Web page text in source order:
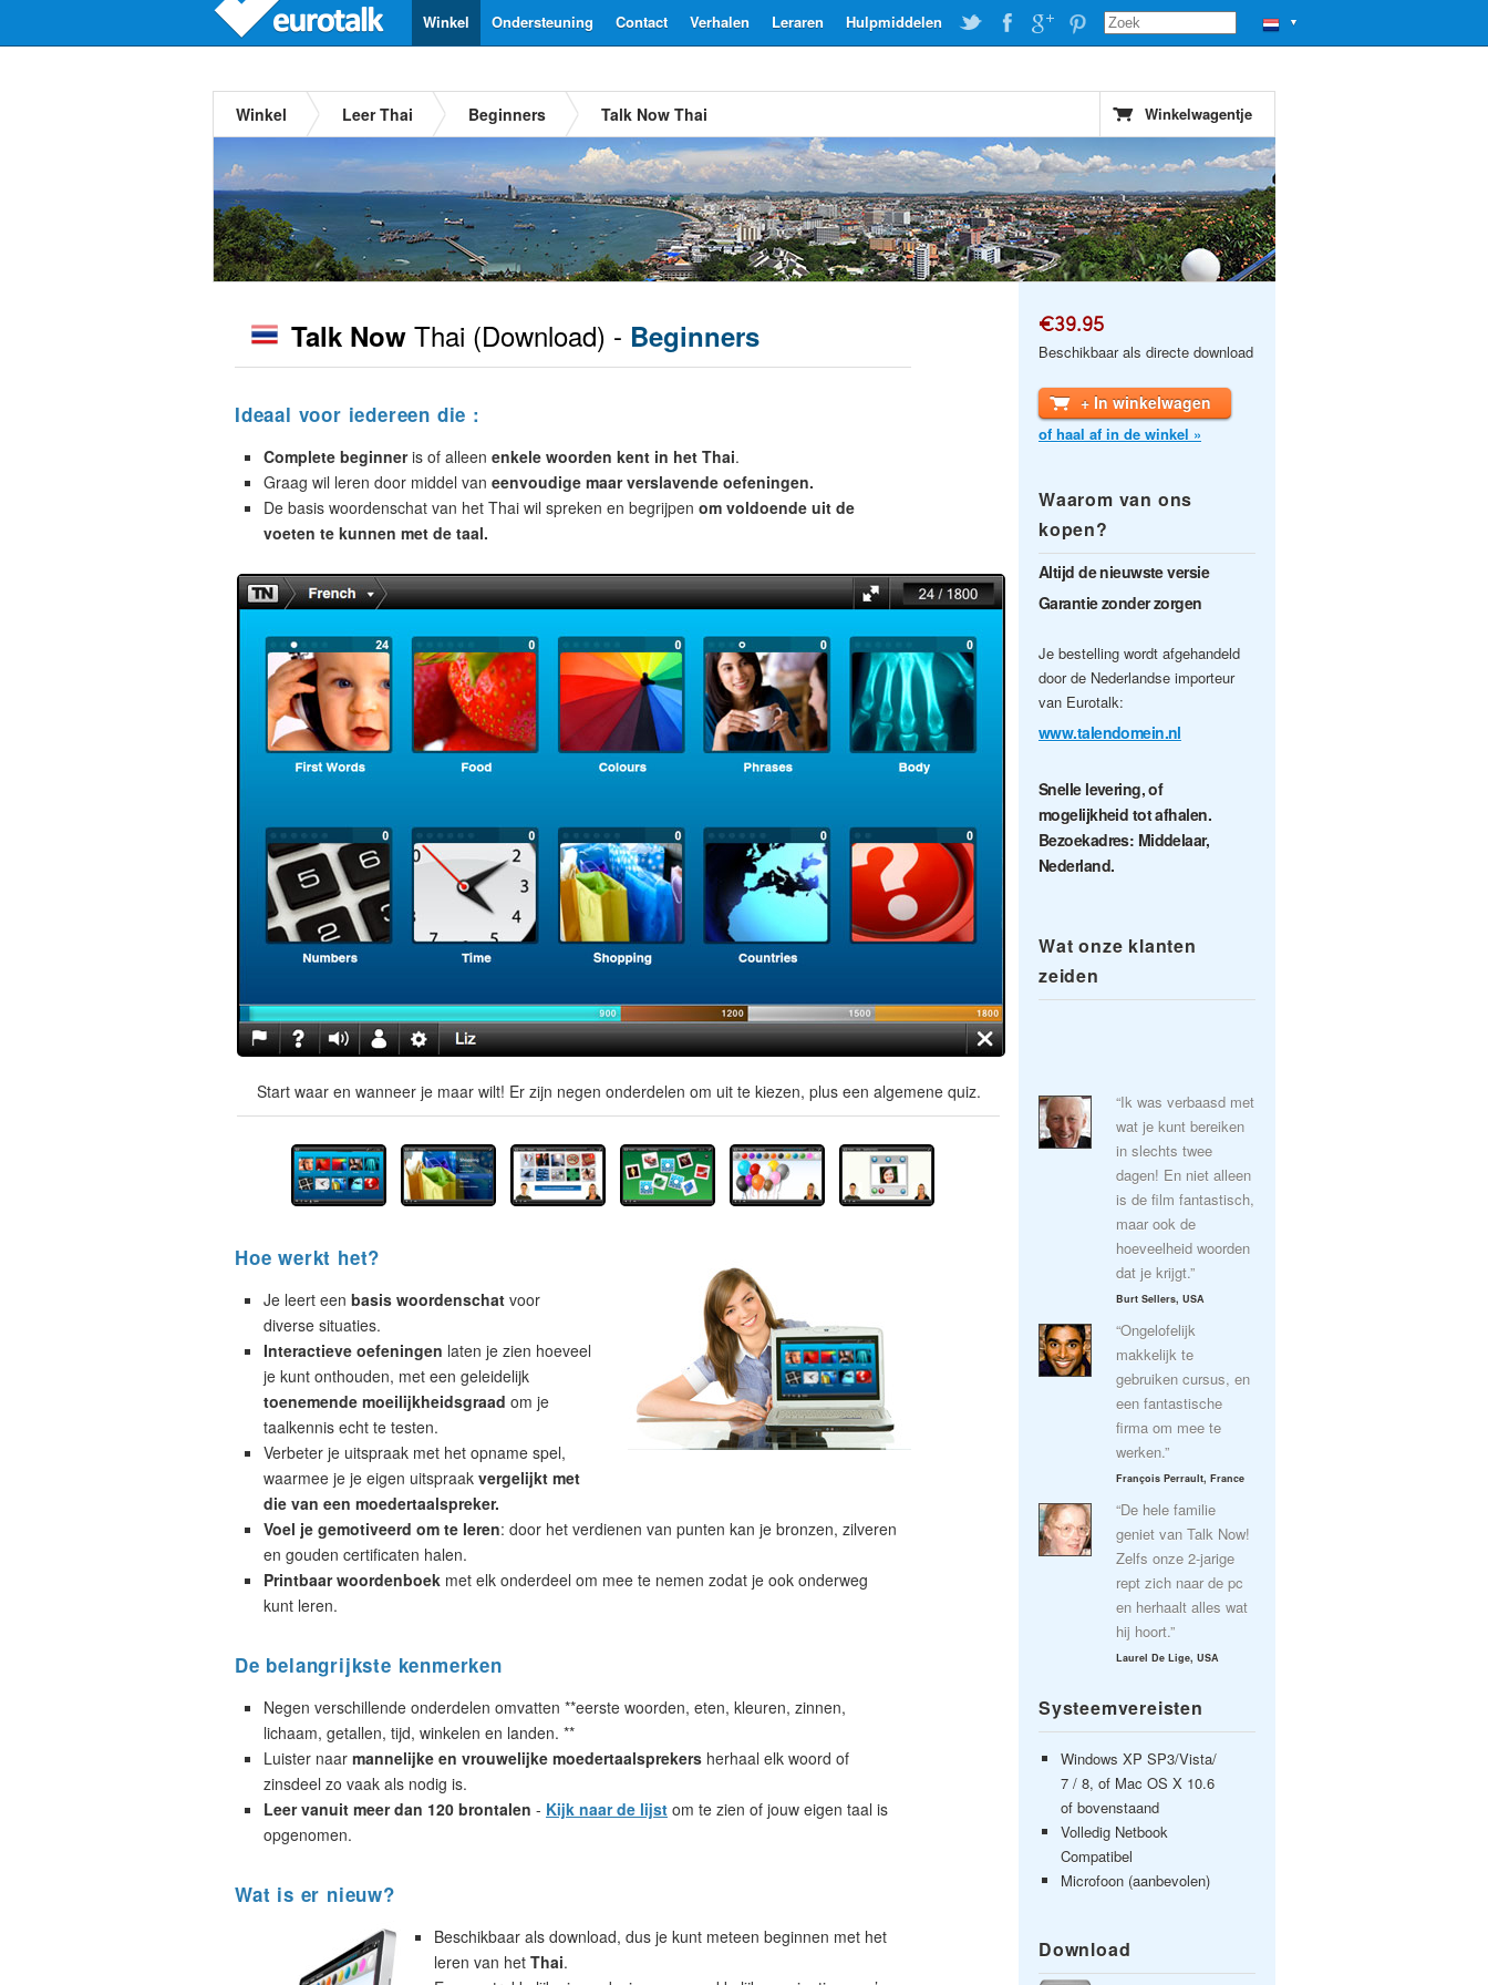
▼
Hulpmiddelen
Leraren
Verhalen
Contact
Ondersteuning
Winkel
Winkel Leer Thai Beginners Talk Now Thai Winkelwagentje
Talk Now Thai (Download) - Beginners
Ideaal voor iedereen die :
Complete beginneris of alleen enkele woorden kent in het Thai.
Graag wil leren door middel van eenvoudige maar verslavende oefeningen.
De basis woordenschat van het Thai wil spreken en begrijpen om voldoende uit de
voeten te kunnen met de taal.
Start waar en wanneer je maar wilt! Er zijn negen onderdelen om uit te kiezen, plus een algemene quiz.
Hoe werkt het?
Je leert een basis woordenschat voor
diverse situaties.
Interactieve oefeningen laten je zien hoeveel
je kunt onthouden, met een geleidelijk
toenemende moeilijkheidsgraad om je
taalkennis echt te testen.
Verbeter je uitspraak met het opname spel,
waarmee je je eigen uitspraak vergelijkt met
die van een moedertaalspreker.
Voel je gemotiveerd om te leren: door het verdienen van punten kan je bronzen, zilveren
en gouden certificaten halen.
Printbaar woordenboek met elk onderdeel om mee te nemen zodat je ook onderweg
kunt leren.
De belangrijkste kenmerken
Negen verschillende onderdelen omvatten **eerste woorden, eten, kleuren, zinnen,
lichaam, getallen, tijd, winkelen en landen. **
Luister naar mannelijke en vrouwelijke moedertaalsprekers herhaal elk woord of
zinsdeel zo vaak als nodig is.
Leer vanuit meer dan 120 brontalen - Kijk naar de lijst om te zien of jouw eigen taal is
opgenomen.
Wat is er nieuw?
Beschikbaar als download, dus je kunt meteen beginnen met het
leren van het Thai.
€39.95
Beschikbaar als directe download
+ In winkelwagen
of haal af in de winkel »
Waarom van ons
kopen?
Altijd de nieuwste versie
Garantie zonder zorgen
Je bestelling wordt afgehandeld
door de Nederlandse importeur
van Eurotalk:
www.talendomein.nl
Snelle levering, of
mogelijkheid tot afhalen.
Bezoekadres: Middelaar,
Nederland.
Wat onze klanten
zeiden
“Ik was verbaasd met
wat je kunt bereiken
in slechts twee
dagen! En niet alleen
is de film fantastisch,
maar ook de
hoeveelheid woorden
dat je krijgt.”
Burt Sellers, USA
“Ongelofelijk
makkelijk te
gebruiken cursus, en
een fantastische
firma om mee te
werken.”
François Perrault, France
“De hele familie
geniet van Talk Now!
Zelfs onze 2-jarige
rept zich naar de pc
en herhaalt alles wat
hij hoort.”
Laurel De Lige, USA
Systeemvereisten
Windows XP SP3/Vista/
7 / 8, of Mac OS X 10.6
of bovenstaand
Volledig Netbook
Compatibel
Microfoon (aanbevolen)
Download